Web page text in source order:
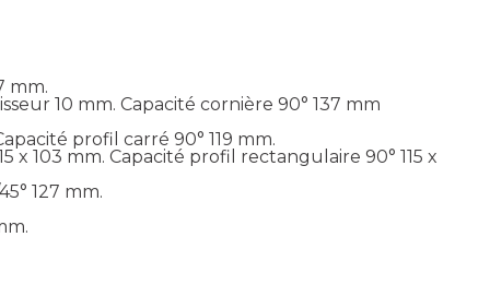
mm.
10 mm. Capacité cornière 90° 137 mm
profil carré 90° 119 mm.
x 103 mm. Capacité profil rectangulaire 90° 115 x
127 mm.